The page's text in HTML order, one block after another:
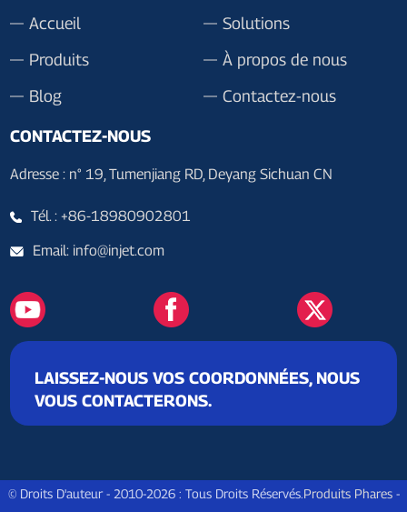
Accueil
Solutions
Produits
À propos de nous
Blog
Contactez-nous
CONTACTEZ-NOUS
Adresse : n° 19, Tumenjiang RD, Deyang Sichuan CN
Tél. : +86-18980902801
Email: info@injet.com
LAISSEZ-NOUS VOS COORDONNÉES, NOUS
VOUS CONTACTERONS.
© Droits D'auteur - 2010-2026 : Tous Droits Réservés.Produits Phares-